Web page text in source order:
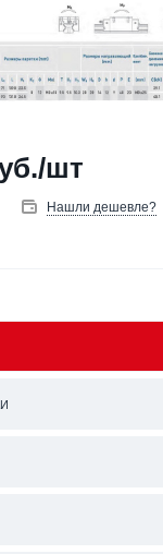
/шт
Нашли дешевле?